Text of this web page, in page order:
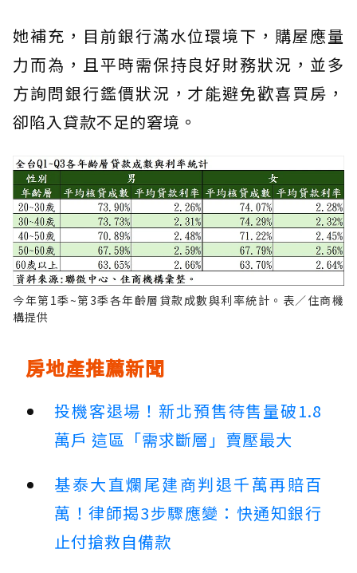
她補充，目前銀行滿水位環境下，購屋應量
力而為，且平時需保持良好財務狀況，並多
方詢問銀行鑑價狀況，才能避免歡喜買房，
卻陷入貸款不足的窘境。
今年第1季~第3季各年齡層貸款成數與利率統計。表／住商機
構提供
房地產推薦新聞
投機客退場！新北預售待售量破1.8
萬戶 這區「需求斷層」賣壓最大
基泰大直爛尾建商判退千萬再賠百
萬！律師揭3步驟應變：快通知銀行
止付搶救自備款